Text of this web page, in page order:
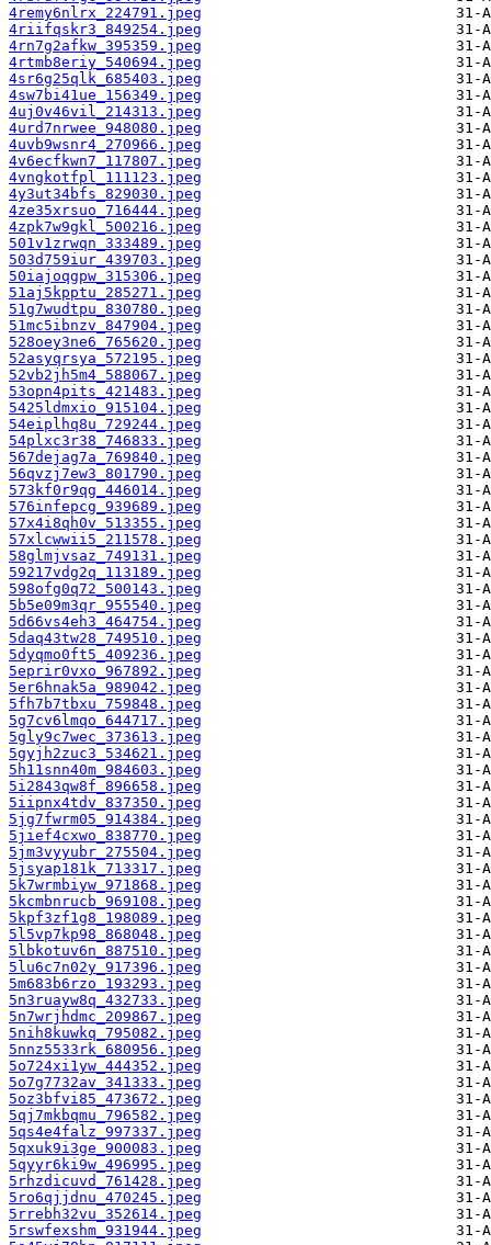
4remy6nlrx_224791.jpeg
4riifqskr3_849254.jpeg
4rn7g2afkw_395359.jpeg
4rtmb8eriy_540694.jpeg
4sr6g25qlk_685403.jpeg
4sw7bi41ue_156349.jpeg
4uj0v46vil_214313.jpeg
4urd7nrwee_948080.jpeg
4uvb9wsnr4_270966.jpeg
4v6ecfkwn7_117807.jpeg
4vngkotfpl_111123.jpeg
4y3ut34bfs_829030.jpeg
4ze35xrsuo_716444.jpeg
4zpk7w9gkl_500216.jpeg
501v1zrwqn_333489.jpeg
503d759iur_439703.jpeg
50iajoqgpw_315306.jpeg
51aj5kpptu_285271.jpeg
51g7wudtpu_830780.jpeg
51mc5ibnzv_847904.jpeg
528oey3ne6_765620.jpeg
52asyqrsya_572195.jpeg
52vb2jh5m4_588067.jpeg
53opn4pits_421483.jpeg
5425ldmxio_915104.jpeg
54eiplhq8u_729244.jpeg
54plxc3r38_746833.jpeg
567dejag7a_769840.jpeg
56qvzj7ew3_801790.jpeg
573kf0r9qg_446014.jpeg
576infepcg_939689.jpeg
57x4i8qh0v_513355.jpeg
57xlcwwii5_211578.jpeg
58glmjvsaz_749131.jpeg
59217vdg2q_113189.jpeg
598ofg0q72_500143.jpeg
5b5e09m3qr_955540.jpeg
5d66vs4eh3_464754.jpeg
5daq43tw28_749510.jpeg
5dyqmo0ft5_409236.jpeg
5eprir0vxo_967892.jpeg
5er6hnak5a_989042.jpeg
5fh7b7tbxu_759848.jpeg
5g7cv6lmqo_644717.jpeg
5gly9c7wec_373613.jpeg
5gyjh2zuc3_534621.jpeg
5h11snn40m_984603.jpeg
5i2843qw8f_896658.jpeg
5iipnx4tdv_837350.jpeg
5jg7fwrm05_914384.jpeg
5jief4cxwo_838770.jpeg
5jm3vyyubr_275504.jpeg
5jsyap181k_713317.jpeg
5k7wrmbiyw_971868.jpeg
5kcmbnrucb_969108.jpeg
5kpf3zf1g8_198089.jpeg
5l5vp7kp98_868048.jpeg
5lbkotuv6n_887510.jpeg
5lu6c7n02y_917396.jpeg
5m683b6rzo_193293.jpeg
5n3ruayw8q_432733.jpeg
5n7wrjhdmc_209867.jpeg
5nih8kuwkq_795082.jpeg
5nnz5533rk_680956.jpeg
5o724xi1yw_444352.jpeg
5o7g7732av_341333.jpeg
5oz3bfvi85_473672.jpeg
5qj7mkbqmu_796582.jpeg
5qs4e4falz_997337.jpeg
5qxuk9i3ge_900083.jpeg
5qyyr6ki9w_496995.jpeg
5rhzdicuvd_761428.jpeg
5ro6qjjdnu_470245.jpeg
5rrebh32vu_352614.jpeg
5rswfexshm_931944.jpeg